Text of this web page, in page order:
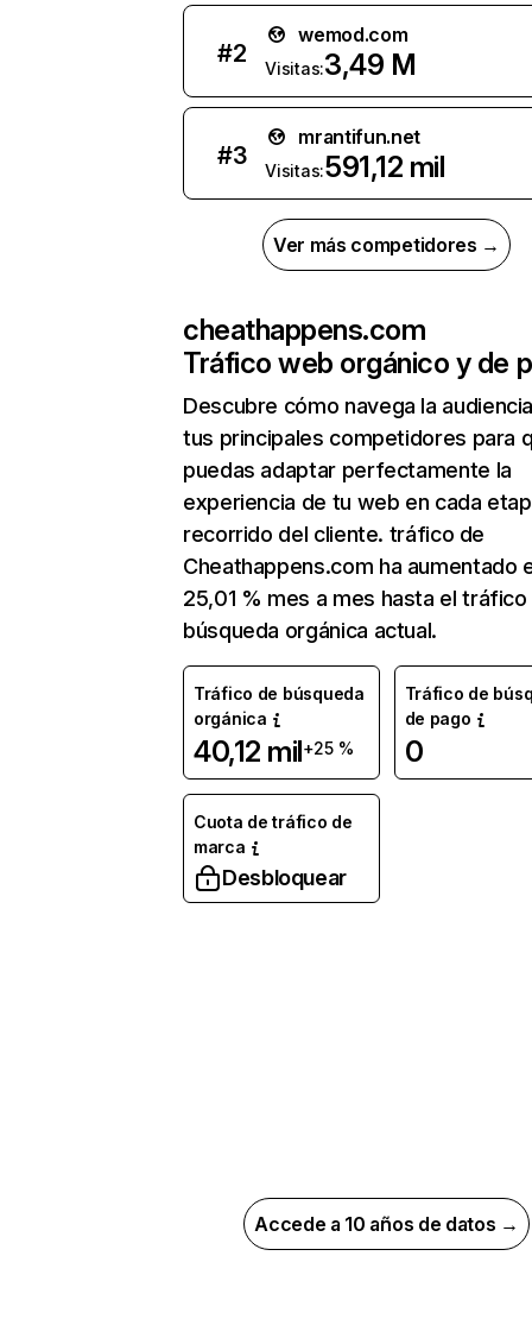
#2
wemod.com
Visitas:3,49 M
#3
mrantifun.net
Visitas:591,12 mil
Ver más competidores →
cheathappens.com
Tráfico web orgánico y de
Descubre cómo navega la
tus principales competidores para
puedas adaptar perfectamente la
experiencia de tu web en cada
recorrido del cliente. tráfico de
Cheathappens.com ha aumentado
25,01 % mes a mes hasta el tráfico
búsqueda orgánica actual.
Tráfico de búsqueda
orgánica
40,12 mil+25 %
Tráfico de
de pago
0
Cuota de tráfico de
marca
Desbloquear
Accede a 10 años de datos →